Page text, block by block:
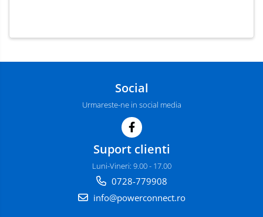
Social
Urmareste-ne in social media
Suport clienti
Luni-Vineri: 9.00 - 17.00
0728-779908
info@powerconnect.ro